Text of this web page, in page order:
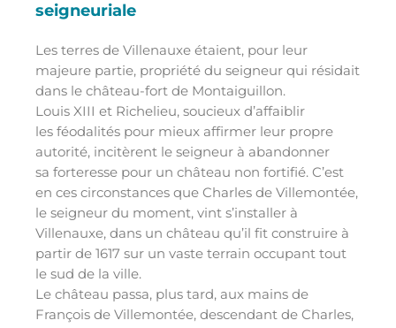
seigneuriale
Les terres de Villenauxe étaient, pour leur
majeure partie, propriété du seigneur qui résidait
dans le château-fort de Montaiguillon.
Louis XIII et Richelieu, soucieux d’affaiblir
les féodalités pour mieux affirmer leur propre
autorité, incitèrent le seigneur à abandonner
sa forteresse pour un château non fortifié. C’est
en ces circonstances que Charles de Villemontée,
le seigneur du moment, vint s’installer à
Villenauxe, dans un château qu’il fit construire à
partir de 1617 sur un vaste terrain occupant tout
le sud de la ville.
Le château passa, plus tard, aux mains de
François de Villemontée, descendant de Charles,